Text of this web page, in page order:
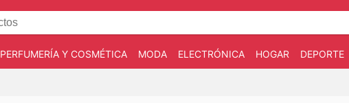
PERFUMERÍA Y COSMÉTICA MODA ELECTRÓNICA HOGAR DEPORTE